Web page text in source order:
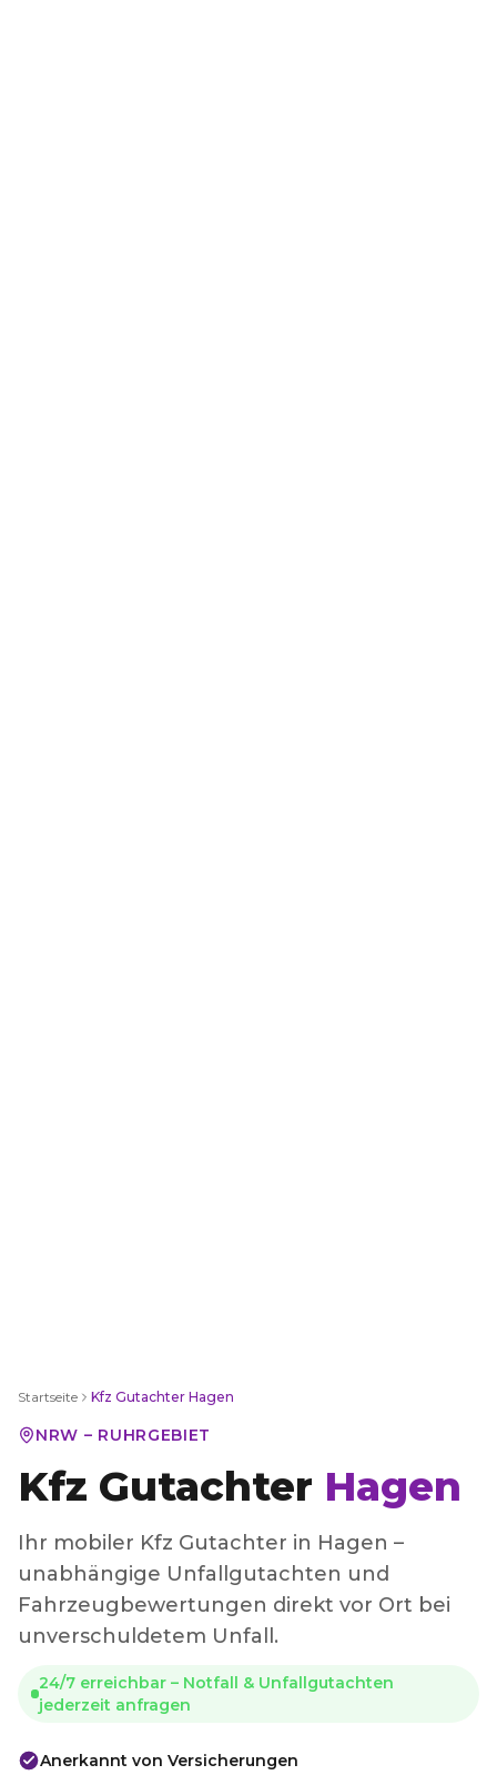
Startseite Kfz Gutachter Hagen
NRW – RUHRGEBIET
Kfz Gutachter Hagen
Ihr mobiler Kfz Gutachter in Hagen –
unabhängige Unfallgutachten und
Fahrzeugbewertungen direkt vor Ort bei
unverschuldetem Unfall.
24/7 erreichbar – Notfall & Unfallgutachten
jederzeit anfragen
Anerkannt von Versicherungen